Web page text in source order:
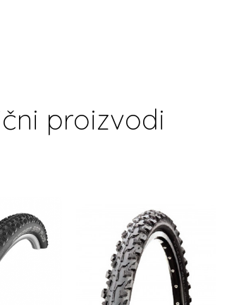
proizvodi